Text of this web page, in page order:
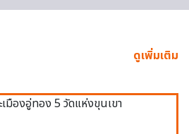
ดูเพิ่มเติม